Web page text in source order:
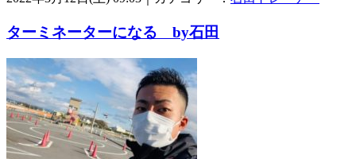
ターミネーターになる by石田